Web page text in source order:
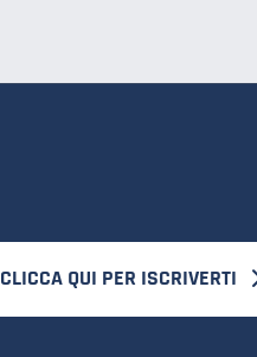
CLICCA QUI PER ISCRIVERTI